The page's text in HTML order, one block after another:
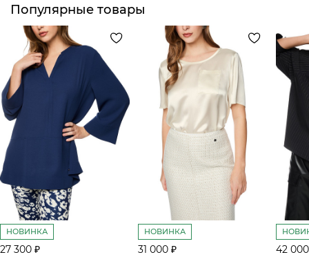
Популярные товары
НОВИНКА
27 300 ₽
НОВИНКА
31 000 ₽
42